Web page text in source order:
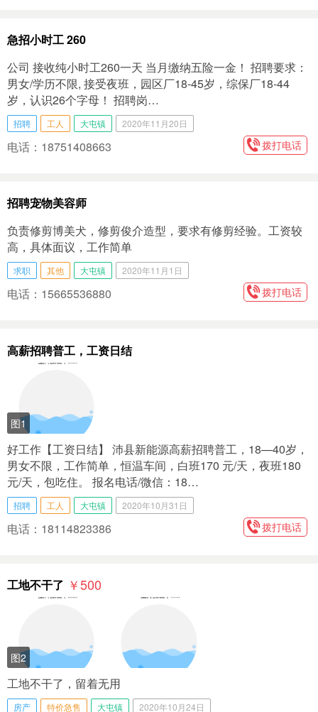
急招小时工 260
公司 接收纯小时工260一天 当月缴纳五险一金！ 招聘要求：
男女/学历不限, 接受夜班，园区厂18-45岁，综保厂18-44
岁，认识26个字母！ 招聘岗…
招聘 工人 大屯镇 2020年11月20日
电话：18751408663 拨打电话
招聘宠物美容师
负责修剪博美犬，修剪俊介造型，要求有修剪经验。工资较
高，具体面议，工作简单
求职 其他 大屯镇 2020年11月1日
电话：15665536880 拨打电话
高薪招聘普工，工资日结
图1
好工作【工资日结】 沛县新能源高薪招聘普工，18—40岁，
男女不限，工作简单，恒温车间，白班170 元/天，夜班180
元/天，包吃住。 报名电话/微信：18…
招聘 工人 大屯镇 2020年10月31日
电话：18114823386 拨打电话
工地不干了 ￥500
图2
工地不干了，留着无用
房产 特价急售 大屯镇 2020年10月24日